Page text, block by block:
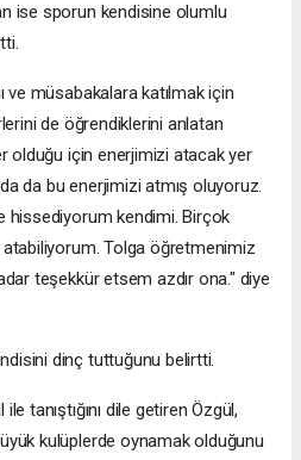
ise sporun kendisine olumlu
ve müsabakalara katılmak için
de öğrendiklerini anlatan
olduğu için enerjimizi atacak yer
da bu enerjimizi atmış oluyoruz.
hissediyorum kendimi. Birçok
Tolga öğretmenimiz
teşekkür etsem azdır ona." diye
dinç tuttuğunu belirtti.
tanıştığını dile getiren Özgül,
kulüplerde oynamak olduğunu